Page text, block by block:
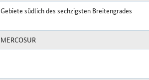
Gebiete südlich des sechzigsten Breitengrades
MERCOSUR